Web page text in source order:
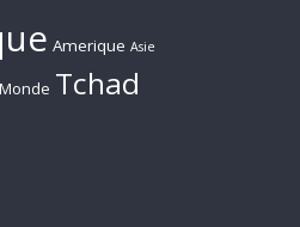
Amerique Asie
Monde Tchad